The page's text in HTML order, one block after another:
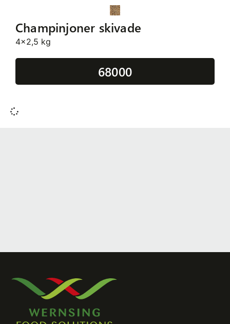
Champinjoner skivade
4x2,5 kg
68000